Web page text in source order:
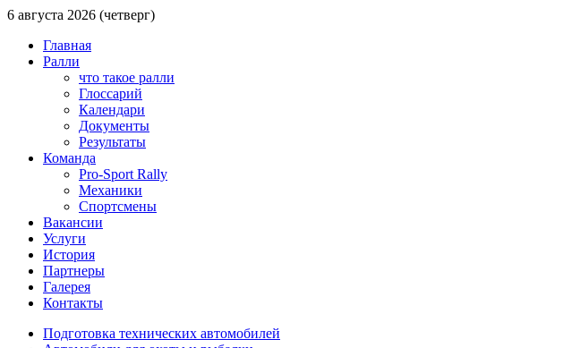
6 августа 2026 (четверг)
Главная
Ралли
что такое ралли
Глоссарий
Календари
Документы
Результаты
Команда
Pro-Sport Rally
Механики
Спортсмены
Вакансии
Услуги
История
Партнеры
Галерея
Контакты
Подготовка технических автомобилей